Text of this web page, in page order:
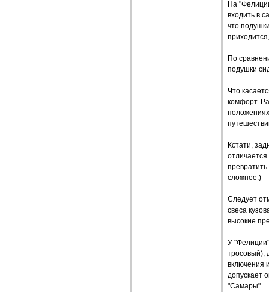
На
входить в
что
По
подушки
Что
комфорт.
Кстати,
сложнее.)
Следует
свеса
высокие
У
тросовый),
включения
допускает
"Самары".